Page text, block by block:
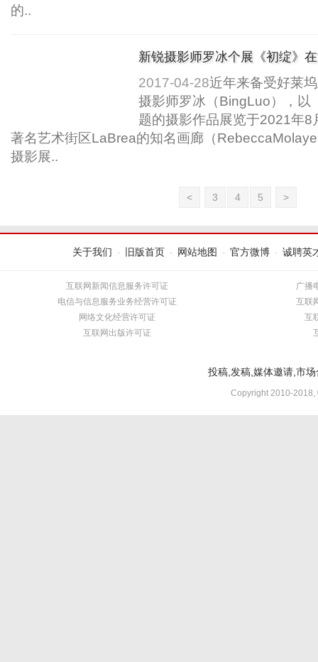
的..
新锐摄影师罗冰个展《初绽》
2017-04-28近年来备受好莱
摄影师罗冰（BingLuo），以
题的摄影作品展览于2021年
著名艺术街区LaBrea的知名画廊（
摄影展..
< 3 4 5 >
关于我们 - 旧版首页 - 网站地图 - 官方微博 - 诚聘英
互联网新闻信息服务许可证
电信与信息服务业务经营许可证
网络文化经营许可证
互联网出版许可证
广播
互联
互
投稿,发稿,媒体邀请,市
Copyright 2010-2018,